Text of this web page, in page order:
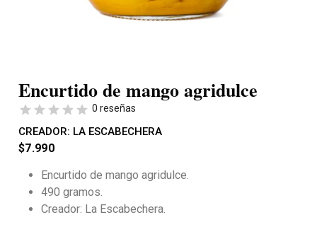
Encurtido de mango agridulce
0 reseñas
CREADOR: LA ESCABECHERA
$7.990
Encurtido de mango agridulce.
490 gramos.
Creador: La Escabechera.